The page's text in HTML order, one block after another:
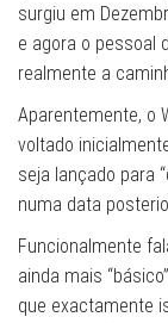
surgiu em
e agora o pessoal
realmente a
Aparentemente, o
voltado
seja lançado para
numa data
Funcionalmente
ainda mais
que exactamente